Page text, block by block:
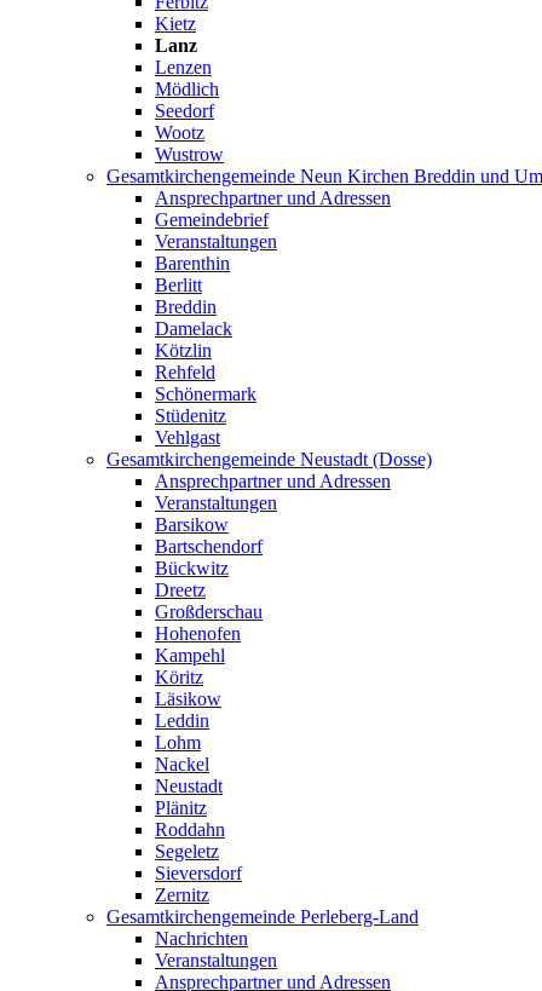
Kietz
Lanz
Lenzen
Mödlich
Seedorf
Wootz
Wustrow
Gesamtkirchengemeinde Neun Kirchen Breddin und
Ansprechpartner und Adressen
Gemeindebrief
Veranstaltungen
Barenthin
Berlitt
Breddin
Damelack
Kötzlin
Rehfeld
Schönermark
Stüdenitz
Vehlgast
Gesamtkirchengemeinde Neustadt (Dosse)
Ansprechpartner und Adressen
Veranstaltungen
Barsikow
Bartschendorf
Bückwitz
Dreetz
Großderschau
Hohenofen
Kampehl
Köritz
Läsikow
Leddin
Lohm
Nackel
Neustadt
Plänitz
Roddahn
Segeletz
Sieversdorf
Zernitz
Gesamtkirchengemeinde Perleberg-Land
Nachrichten
Veranstaltungen
Ansprechpartner und Adressen